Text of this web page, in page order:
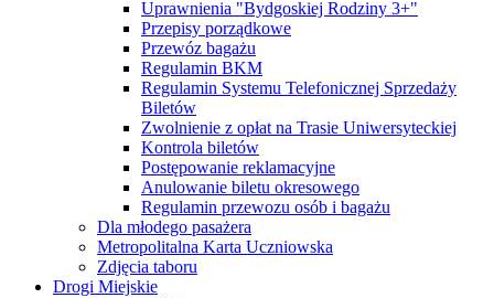
Uprawnienia "Bydgoskiej Rodziny 3+"
Przepisy porządkowe
Przewóz bagażu
Regulamin BKM
Regulamin Systemu Telefonicznej Sprzedaży
Biletów
Zwolnienie z opłat na Trasie Uniwersyteckiej
Kontrola biletów
Postępowanie reklamacyjne
Anulowanie biletu okresowego
Regulamin przewozu osób i bagażu
Dla młodego pasażera
Metropolitalna Karta Uczniowska
Zdjęcia taboru
Drogi Miejskie